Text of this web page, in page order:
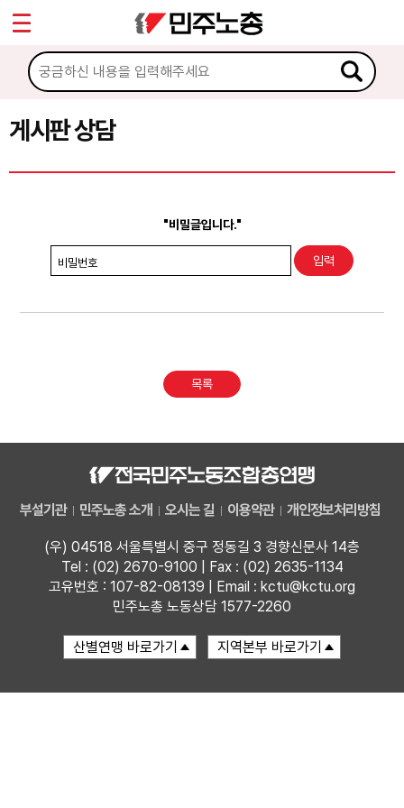
게시판 상담
"비밀글입니다."
비밀번호
목록
부설기관 민주노총 소개 오시는 길 이용약관 개인정보처리방침
(우) 04518 서울특별시 중구 정동길 3 경향신문사 14층
Tel : (02) 2670-9100 | Fax : (02) 2635-1134
고유번호 : 107-82-08139 | Email : kctu@kctu.org
민주노총 노동상담 1577-2260
마이페이지
소개
소식
노동상담
권리찾기수첩 검색
찾아보기
Sketchbook5, 스케치북5
Sketchbook5, 스케치북5